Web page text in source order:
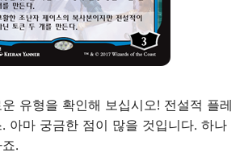
유형을 확인해 보십시오! 전설적 플레
아마 궁금한 점이 많을 것입니다. 하나
.